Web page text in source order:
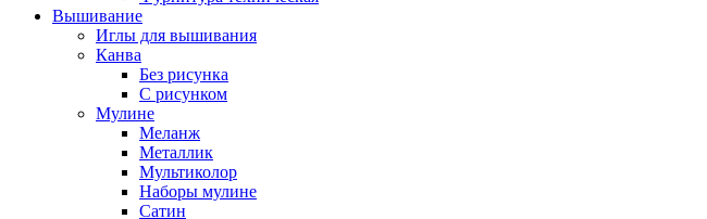
Вышивание
Иглы для вышивания
Канва
Без рисунка
С рисунком
Мулине
Меланж
Металлик
Мультиколор
Наборы мулине
Сатин